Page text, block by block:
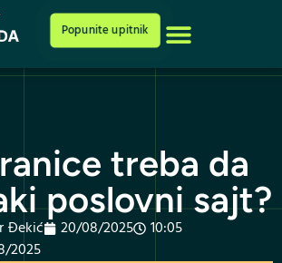
Popunite upitnik
treba da
poslovni sajt?
Đekić 20/08/2025
10:05
2025